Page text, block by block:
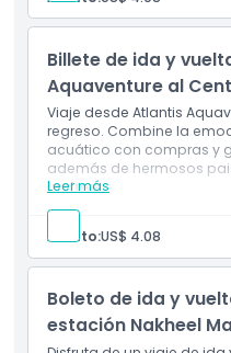
Vistas panorámicas
trayecto
acuática de Dubái
Billete de ida y
Aquaventure al
Viaje desde Atlantis
regreso. Combine la
acuático con compras y
además de hermosos
Leer más
Incluye
Viaje de ida y vuelta
Aquaventure hasta
Vistas panorámicas
recorrido
entretenimiento
el parque acuático
Adulto:US$ 4.08
Boleto de ida y
estación Nakheel